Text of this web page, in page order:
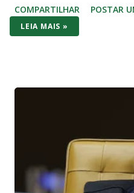
original de 2017) aparece em
na casa dos R$ 2.000 com
Series S massacra: 1440p/
com centenas de AAA
proof pra 2026. O Switch 1
handheld e o OLED melhora
pretos profundos – mas
Switch é portátil de verdade:
COMPARTILHAR POSTAR
LEIA MAIS »